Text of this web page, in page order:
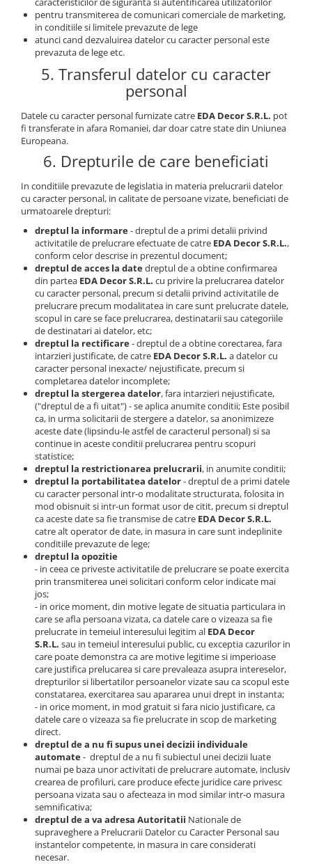
pentru transmiterea de comunicari comerciale de marketing,
in conditiile si limitele prevazute de lege
atunci cand dezvaluirea datelor cu caracter personal este
prevazuta de lege etc.
5. Transferul datelor cu caracter
personal
Datele cu caracter personal furnizate catre EDA Decor S.R.L. pot
fi transferate in afara Romaniei, dar doar catre state din Uniunea
Europeana.
6. Drepturile de care beneficiati
In conditiile prevazute de legislatia in materia prelucrarii datelor
cu caracter personal, in calitate de persoane vizate, beneficiati de
urmatoarele drepturi:
dreptul la informare- dreptul de a primi detalii privind
activitatile de prelucrare efectuate de catre EDA Decor S.R.L.,
conform celor descrise in prezentul document;
dreptul de acces la datedreptul de a obtine confirmarea
din partea EDA Decor S.R.L. cu privire la prelucrarea datelor
cu caracter personal, precum si detalii privind activitatile de
prelucrare precum modalitatea in care sunt prelucrate datele,
scopul in care se face prelucrarea, destinatarii sau categoriile
de destinatari ai datelor, etc;
dreptul la rectificare- dreptul de a obtine corectarea, fara
intarzieri justificate, de catre EDA Decor S.R.L. a datelor cu
caracter personal inexacte/ nejustificate, precum si
completarea datelor incomplete;
dreptul la stergerea datelor, fara intarzieri nejustificate,
("dreptul de a fi uitat") - se aplica anumite conditii; Este posibil
ca, in urma solicitarii de stergere a datelor, sa anonimizeze
aceste date (lipsindu-le astfel de caracterul personal) si sa
continue in aceste conditii prelucrarea pentru scopuri
statistice;
dreptul la restrictionarea prelucrarii, in anumite conditii;
dreptul la portabilitatea datelor- dreptul de a primi datele
cu caracter personal intr-o modalitate structurata, folosita in
mod obisnuit si intr-un format usor de citit, precum si dreptul
ca aceste date sa fie transmise de catre EDA Decor S.R.L.
catrealt operator de date, in masura in care sunt indeplinite
conditiile prevazute de lege;
dreptul la opozitie
- in ceea ce priveste activitatile de prelucrare se poate exercita
prin transmiterea unei solicitari conform celor indicate mai
jos;
- in orice moment, din motive legate de situatia particulara in
care se afla persoana vizata, ca datele care o vizeaza sa fie
prelucrate in temeiul interesului legitim al EDA Decor
S.R.L. sau in temeiul interesului public, cu exceptia cazurilor in
care poate demonstra ca are motive legitime si imperioase
care justifica prelucarea si care prevaleaza asupra intereselor,
drepturilor si libertatilor persoanelor vizate sau ca scopul este
constatarea, exercitarea sau apararea unui drept in instanta;
- in orice moment, in mod gratuit si fara nicio justificare, ca
datele care o vizeaza sa fie prelucrate in scop de marketing
direct.
dreptul de a nu fi supus unei decizii individuale
automate- dreptul de a nu fi subiectul unei decizii luate
numai pe baza unor activitati de prelucrare automate, inclusiv
crearea de profiluri, care produce efecte juridice care privesc
persoana vizata sau o afecteaza in mod similar intr-o masura
semnificativa;
dreptul de a va adresa Autoritatii Nationale de
supraveghere a Prelucrarii Datelor cu Caracter Personal sau
instantelor competente, in masura in care considerati
necesar.